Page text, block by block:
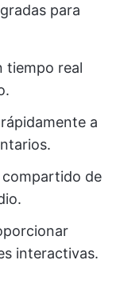
para
tiempo real
a
compartido de
interactivas.